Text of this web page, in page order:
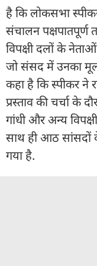
है कि लोकसभा
संचालन
विपक्षी दलों के
जो संसद में उनका मूल
कहा ​है कि स्पीकर ने
प्रस्ताव की चर्चा के
गांधी और अन्य
साथ ही आठ सांसदों
गया है.